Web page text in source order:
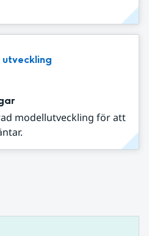
utveckling
modellutveckling för att